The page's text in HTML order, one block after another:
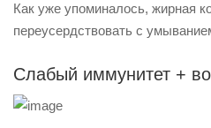
Как уже упоминалось, жирная
переусердствовать с
Слабый иммунитет +